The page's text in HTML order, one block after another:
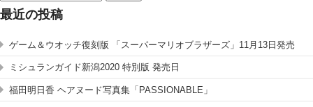
索:
最近の投稿
ゲーム＆ウオッチ復刻版 「スーパーマリオブラザーズ」11月13日発売
ミシュランガイド新潟2020 特別版 発売日
福田明日香 ヘアヌード写真集「PASSIONABLE」